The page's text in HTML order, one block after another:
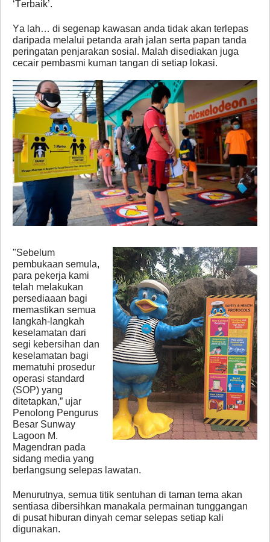
‘Terbaik’.
Ya lah… di segenap kawasan anda tidak akan terlepas
daripada melalui petanda arah jalan serta papan tanda
peringatan penjarakan sosial. Malah disediakan juga
cecair pembasmi kuman tangan di setiap lokasi.
"Sebelum
pembukaan semula,
para pekerja kami
telah melakukan
persediaaan bagi
memastikan semua
langkah-langkah
keselamatan dari
segi kebersihan dan
keselamatan bagi
mematuhi prosedur
operasi standard
(SOP) yang
ditetapkan,” ujar
Penolong Pengurus
Besar Sunway
Lagoon M.
Magendran pada
sidang media yang
berlangsung selepas lawatan.
Menurutnya, semua titik sentuhan di taman tema akan
sentiasa dibersihkan manakala permainan tunggangan
di pusat hiburan dinyah cemar selepas setiap kali
digunakan.